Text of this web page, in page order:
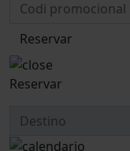
Reservar
Reservar